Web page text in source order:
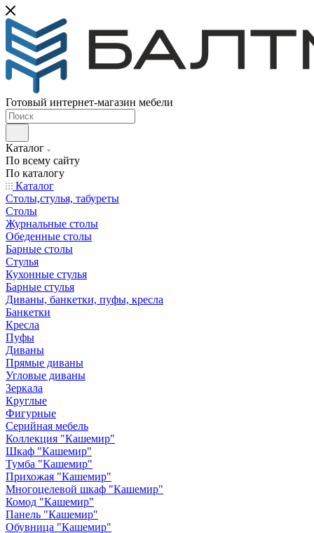
Готовый интернет-магазин мебели
Каталог
По всему сайту
По каталогу
Каталог
Столы,стулья, табуреты
Столы
Журнальные столы
Обеденные столы
Барные столы
Стулья
Кухонные стулья
Барные стулья
Диваны, банкетки, пуфы, кресла
Банкетки
Кресла
Пуфы
Диваны
Прямые диваны
Угловые диваны
Зеркала
Круглые
Фигурные
Серийная мебель
Коллекция "Кашемир"
Шкаф "Кашемир"
Тумба "Кашемир"
Прихожая "Кашемир"
Многоцелевой шкаф "Кашемир"
Комод "Кашемир"
Панель "Кашемир"
Обувница "Кашемир"